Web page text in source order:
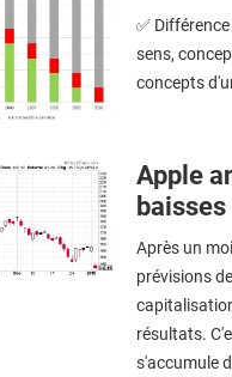
✅
sens,
concepts
Apple
baisses
Après un
prévisions
résultats.
s'accumule